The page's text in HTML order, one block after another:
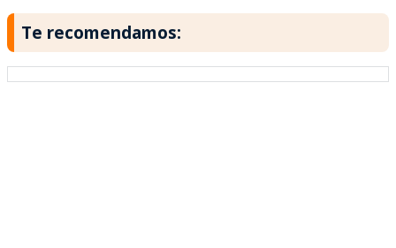
Te recomendamos: